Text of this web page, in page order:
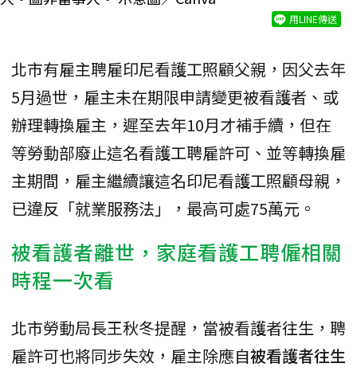
用LINE傳送
北市有雇主聘雇印尼看護工照顧父親，因父去年
5月過世，雇主未在期限申請變更被看護者、或
辦理轉換雇主，遲至去年10月才補手續，但在
等勞動部廢止這名看護工聘雇許可、並等轉換雇
主期間，雇主繼續讓這名印尼看護工照顧母親，
已違反「就業服務法」，最高可處75萬元。
被看護者離世，家庭看護工聘僱相關
時程一次看
北市勞動局長王秋冬提醒，當被看護者往生，聘
雇許可也將同步失效，雇主除應自被看護者往生